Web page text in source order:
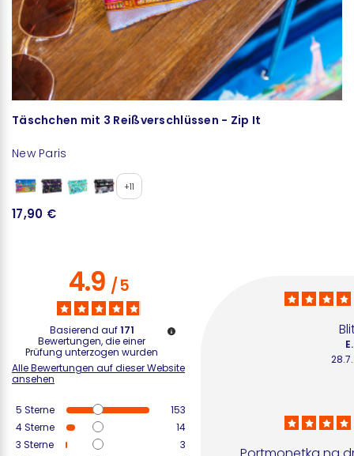
Täschchen mit 3 Reißverschlüssen - Zip It
New Paris
+11
17,90 €
4.9/5
Basierend auf171
Bewertungen, die einer
Prüfung unterzogen wurden
Alle Bewertungen auf dieser Website
ansehen
5 Sterne
153
4Sterne
14
3 Sterne
3